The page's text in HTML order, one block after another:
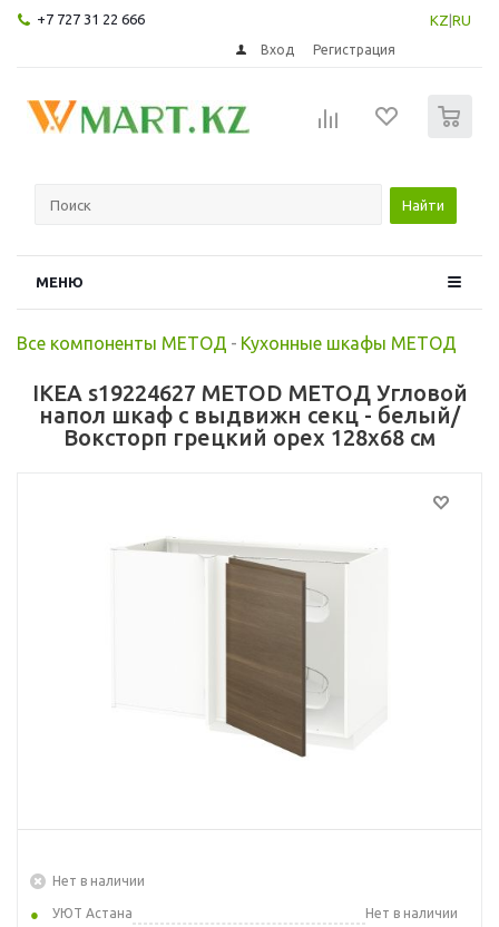
+7 727 31 22 666 KZ RU
Вход Регистрация
Найти
МЕНЮ
Все компоненты МЕТОД - Кухонные шкафы МЕТОД
IKEA s19224627 METOD МЕТОД Угловой
напол шкаф с выдвижн секц - белый/
Воксторп грецкий орех 128x68 см
Нет в наличии
УЮТ Астана
Нет в наличии